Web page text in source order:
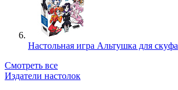
Настольная игра Альтушка для скуфа
Смотреть все
Издатели настолок